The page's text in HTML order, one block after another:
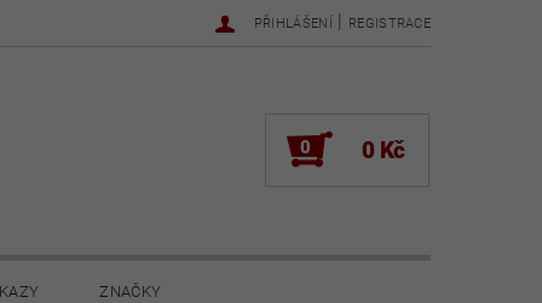
PŘIHLÁŠENÍ | REGISTRACE
0 0 Kč
ZNAČKY